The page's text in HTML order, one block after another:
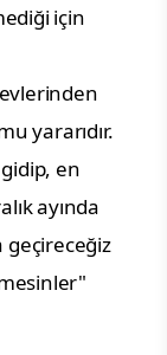
için
yararıdır.
en
ayında